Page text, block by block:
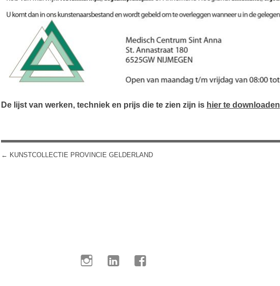
De lijst van werken, techniek en prijs die te zien zijn is hier te downloaden
POST NAVIGATION
← KUNSTCOLLECTIE PROVINCIE GELDERLAND